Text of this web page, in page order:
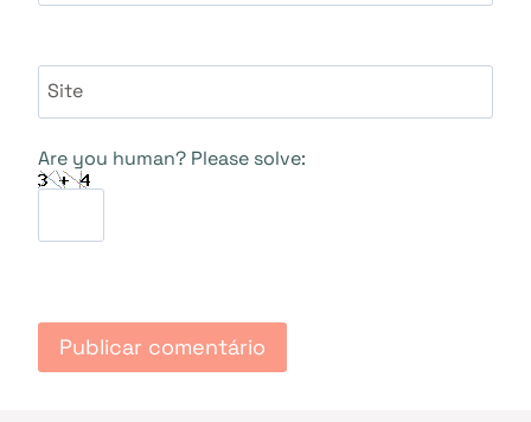
Site
Are you human? Please solve: